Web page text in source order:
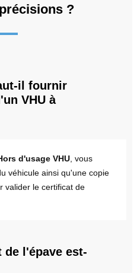
?
il fournir
VHU à
d'usage VHU , vous
véhicule ainsi qu'une copie
valider le certificat de
de l'épave est-